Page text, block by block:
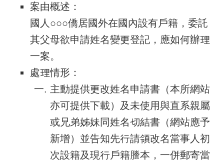
案由概述：
國人○○○僑居國外在國內設有戶籍，委託
其父母欲申請姓名變更登記，應如何辦理
一案。
處理情形：
主動提供更改姓名申請書（本所網站
亦可提供下載）及未使用與直系親屬
或兄弟姊妹同姓名切結書（網站應予
新增）並告知先行請領改名當事人初
次設籍及現行戶籍謄本，一併郵寄當